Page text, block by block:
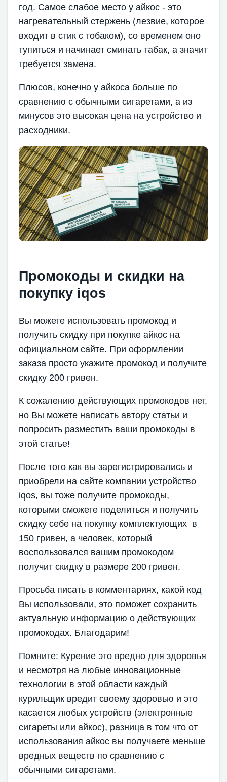
год. Самое слабое место у айкос - это
нагревательный стержень (лезвие, которое
входит в стик с тобаком), со временем оно
тупиться и начинает сминать табак, а значит
требуется замена.
Плюсов, конечно у айкоса больше по
сравнению с обычными сигаретами, а из
минусов это высокая цена на устройство и
расходники.
Промокоды и скидки на
покупку iqos
Вы можете использовать промокод и
получить скидку при покупке айкос на
официальном сайте. При оформлении
заказа просто укажите промокод и получите
скидку 200 гривен.
К сожалению действующих промокодов нет,
но Вы можете написать автору статьи и
попросить разместить ваши промокоды в
этой статье!
После того как вы зарегистрировались и
приобрели на сайте компании устройство
iqos, вы тоже получите промокоды,
которыми сможете поделиться и получить
скидку себе на покупку комплектующих в
150 гривен, а человек, который
воспользовался вашим промокодом
получит скидку в размере 200 гривен.
Просьба писать в комментариях, какой код
Вы использовали, это поможет сохранить
актуальную информацию о действующих
промокодах. Благодарим!
Помните: Курение это вредно для здоровья
и несмотря на любые инновационные
технологии в этой области каждый
курильщик вредит своему здоровью и это
касается любых устройств (электронные
сигареты или айкос), разница в том что от
использования айкос вы получаете меньше
вредных веществ по сравнению с
обычными сигаретами.